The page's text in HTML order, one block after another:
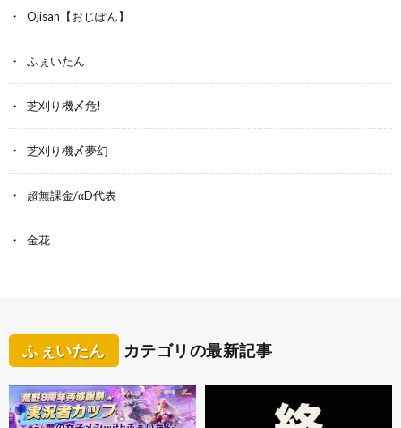
Ojisan【おじぽん】
ふぇいたん
芝刈り機〆危!
芝刈り機〆夢幻
超無課金/αD代表
金花
ふぇいたん カテゴリの最新記事